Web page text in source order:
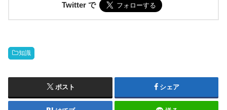
Twitter で
知識
ポスト シェア